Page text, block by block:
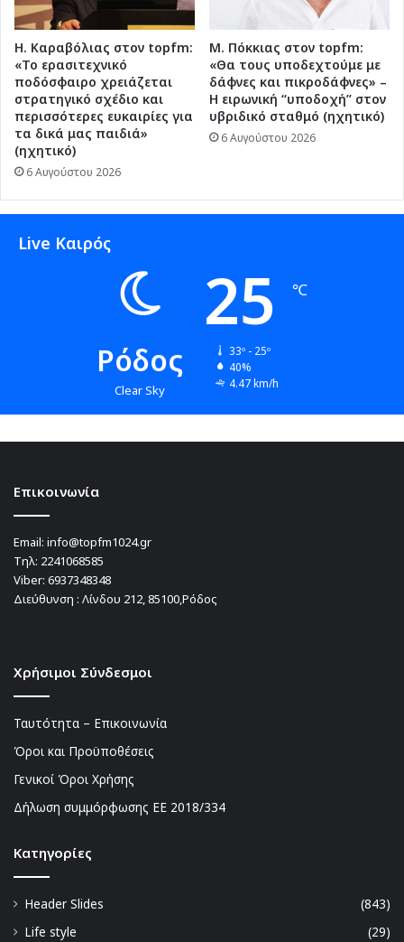
Η. Καραβόλιας στον topfm:
«Το ερασιτεχνικό
ποδόσφαιρο χρειάζεται
στρατηγικό σχέδιο και
περισσότερες ευκαιρίες για
τα δικά μας παιδιά»
(ηχητικό)
6 Αυγούστου 2026
Μ. Πόκκιας στον topfm:
«Θα τους υποδεχτούμε με
δάφνες και πικροδάφνες» –
Η ειρωνική “υποδοχή” στον
υβριδικό σταθμό (ηχητικό)
6 Αυγούστου 2026
Live Καιρός
Ρόδος
Clear Sky
25 ℃
33º - 25º
40%
4.47 km/h
Επικοινωνία
Email: info@topfm1024.gr
Τηλ: 2241068585
Viber: 6937348348
Διεύθυνση : Λίνδου 212, 85100,Ρόδος
Χρήσιμοι Σύνδεσμοι
Ταυτότητα – Επικοινωνία
Όροι και Προϋποθέσεις
Γενικοί Όροι Χρήσης
Δήλωση συμμόρφωσης ΕΕ 2018/334
Kατηγορίες
Header Slides
(843)
Life style
(29)